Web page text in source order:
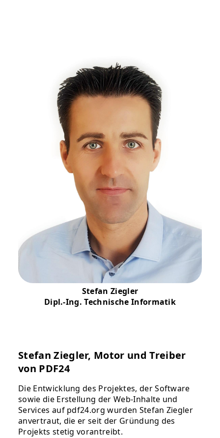
Stefan Ziegler
Dipl.-Ing. Technische Informatik
Stefan Ziegler, Motor und Treiber
von PDF24
Die Entwicklung des Projektes, der Software
sowie die Erstellung der Web-Inhalte und
Services auf pdf24.org wurden Stefan Ziegler
anvertraut, die er seit der Gründung des
Projekts stetig vorantreibt.